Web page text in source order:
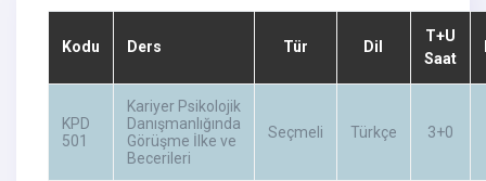
Kodu Ders Tür Dil
T+U
Saat
KPD
501
Kariyer Psikolojik
Danışmanlığında
Görüşme İlke ve
Becerileri
Seçmeli Türkçe 3+0